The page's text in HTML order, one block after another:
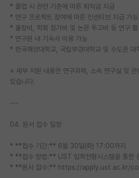
* 졸업 시 관련 기준에 따른 퇴직금 지급
* 연구 프로젝트 참여에 따른 인센티브 지급 가능
* 출장비, 학회 참가비 및 논문 투고비 등 연구 활
* 연구원 내 기숙사 이용 가능
* 한국해양대학교, 국립부경대학교 및 수도권 대
※ 세부 지원 내용은 연구과제, 소속 연구실 및
있습니다.
---
04. 원서 접수 일정
* **접수 기간:** 6월 30일(화) 17:00까지
* **접수 방법:** UST 입학전형시스템을 통한
* **원서 접수:** https://apply.ust.ac.kr/